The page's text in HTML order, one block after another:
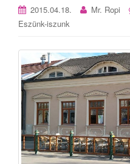
2015.04.18. Mr. Ropi
Eszünk-iszunk